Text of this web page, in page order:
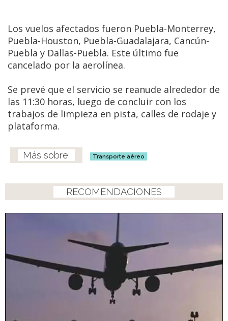
Los vuelos afectados fueron Puebla-Monterrey,
Puebla-Houston, Puebla-Guadalajara, Cancún-
Puebla y Dallas-Puebla. Este último fue
cancelado por la aerolínea.
Se prevé que el servicio se reanude alrededor de
las 11:30 horas, luego de concluir con los
trabajos de limpieza en pista, calles de rodaje y
plataforma.
Transporte aéreo
RECOMENDACIONES